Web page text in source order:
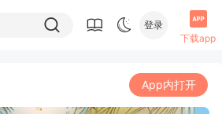
登录
下载app
App内打开